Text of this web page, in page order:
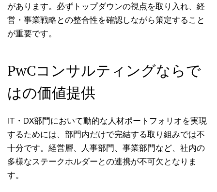
があります。必ずトップダウンの視点を取り入れ、経
営・事業戦略との整合性を確認しながら策定すること
が重要です。
PwCコンサルティングならで
はの価値提供
IT・DX部門において動的な人材ポートフォリオを実現
するためには、部門内だけで完結する取り組みでは不
十分です。経営層、人事部門、事業部門など、社内の
多様なステークホルダーとの連携が不可欠となりま
す。